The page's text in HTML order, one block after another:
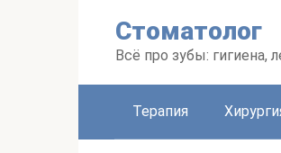
Стоматолог
Всё про зубы: гигиена,
Терапия